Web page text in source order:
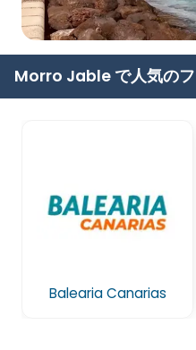
Morro Jable で人気の
Balearia Canarias